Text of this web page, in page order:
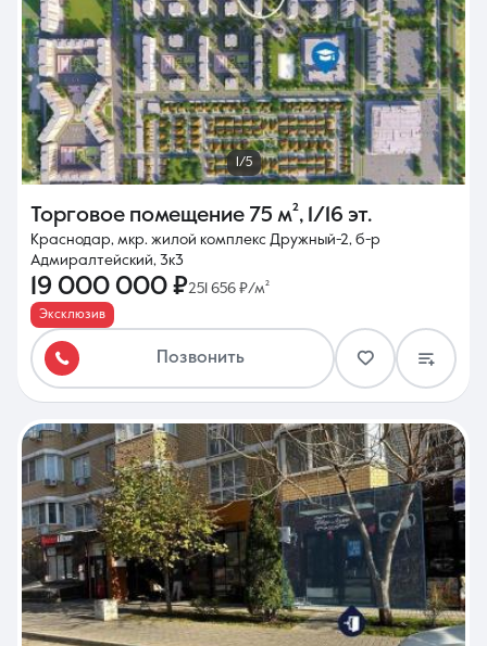
1/5
Торговое помещение 75 м², 1/16 эт.
Краснодар, мкр. жилой комплекс Дружный-2, б-р
Адмиралтейский, 3к3
19 000 000 ₽251 656 ₽/м²
Эксклюзив
Позвонить